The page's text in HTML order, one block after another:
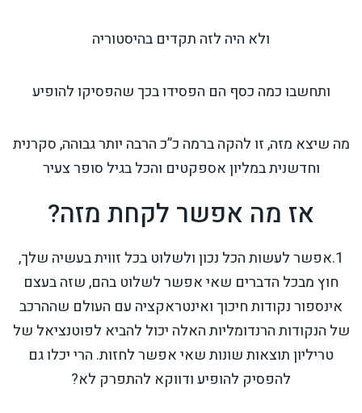
ולא היה לזה תקדים בהיסטוריה
ותחשבו כמה כסף הם הפסידו בכך שהפסיקו להופיע
מה שיצא מזה, זו להקה ברמה כ”כ הרבה יותר גבוהה, סקרנית
וחדשנית במליון אספקטים והכל בגיל סופר צעיר
אז מה אפשר לקחת מזה?
1.אפשר לעשות הכל נכון ולשלוט בכל זווית בעשיה שלך,
חוץ מבכל הדברים שאי אפשר לשלוט בהם, שזה בעצם
אינספור נקודות חיכוך ואינטראקציה עם העולם שההרכב
של הנקודות הרנדומליות האלה יכול להביא לפוטנציאל של
טריליון תוצאות שונות שאי אפשר לחזות. הרי יכלו גם
להפסיק להופיע ודווקא להתפרק לא?